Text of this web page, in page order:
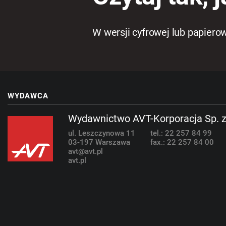
W wersji cyfrowej lub
WYDAWCA
Wydawnictwo AVT-Korporacja Sp.
ul. Leszczynowa 11
03-197 Warszawa
tel.: 22 257 84 99
fax.: 22 257 84 00
avt@avt.pl
avt.pl